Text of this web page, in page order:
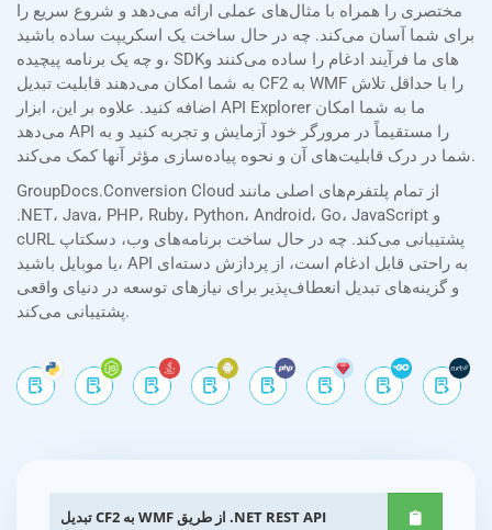
مختصری را همراه با مثال‌های عملی ارائه می‌دهد و شروع سریع را
برای شما آسان می‌کند. چه در حال ساخت یک اسکریپت ساده باشید
و چه یک برنامه پیچیده، SDKهای ما فرآیند ادغام را ساده می‌کنند و
به شما امکان می‌دهند قابلیت تبدیل CF2 به WMF را با حداقل تلاش
اضافه کنید. علاوه بر این، ابزار API Explorer ما به شما امکان
می‌دهد API را مستقیماً در مرورگر خود آزمایش و تجربه کنید و به
شما در درک قابلیت‌های آن و نحوه پیاده‌سازی مؤثر آنها کمک می‌کند.
GroupDocs.Conversion Cloud از تمام پلتفرم‌های اصلی مانند
.NET، Java، PHP، Ruby، Python، Android، Go، JavaScript و
cURL پشتیبانی می‌کند. چه در حال ساخت برنامه‌های وب، دسکتاپ
یا موبایل باشید، API به راحتی قابل ادغام است، از پردازش دسته‌ای
و گزینه‌های تبدیل انعطاف‌پذیر برای نیازهای توسعه در دنیای واقعی
پشتیبانی می‌کند.
تبدیل CF2 به WMF از طریق .NET REST API